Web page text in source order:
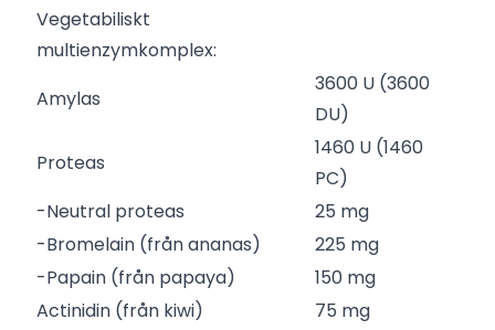
Vegetabiliskt
multienzymkomplex:
Amylas
3600 U (3600
DU)
Proteas
1460 U (1460
PC)
-Neutral proteas
25 mg
-Bromelain (från ananas)
225 mg
-Papain (från papaya)
150 mg
Actinidin (från kiwi)
75 mg